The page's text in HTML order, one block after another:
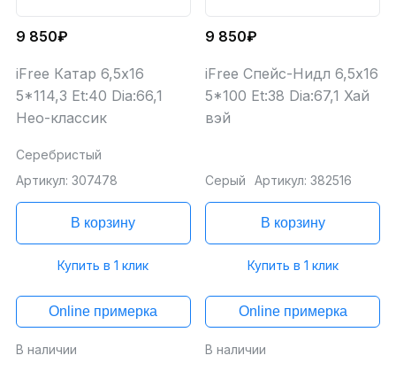
9 850₽
iFree Катар 6,5x16
5*114,3 Et:40 Dia:66,1
Нео-классик
Серебристый
Артикул: 307478
В корзину
Купить в 1 клик
Online примерка
В наличии
9 850₽
iFree Спейс-Нидл 6,5x16
5*100 Et:38 Dia:67,1 Хай
вэй
Серый Артикул: 382516
В корзину
Купить в 1 клик
Online примерка
В наличии